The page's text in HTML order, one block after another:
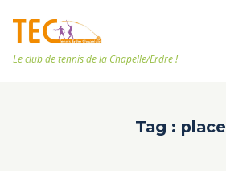
Le club de tennis de la Chapelle/Erdre !
Tag : place